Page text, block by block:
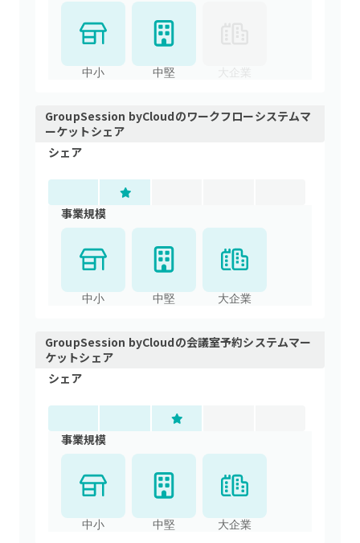
中小 中堅 大企業
GroupSession byCloudのワークフローシステムマ
ーケットシェア
シェア
事業規模
中小 中堅 大企業
GroupSession byCloudの会議室予約システムマー
ケットシェア
シェア
事業規模
中小 中堅 大企業